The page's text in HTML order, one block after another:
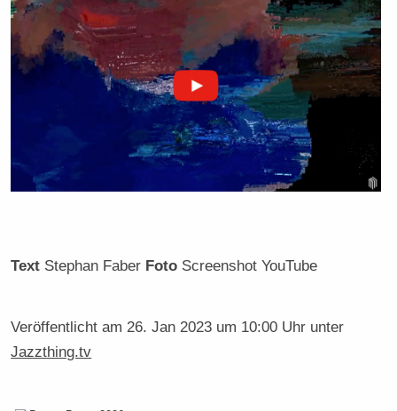
Text Stephan Faber Foto Screenshot YouTube
Veröffentlicht am 26. Jan 2023 um 10:00 Uhr unter
Jazzthing.tv